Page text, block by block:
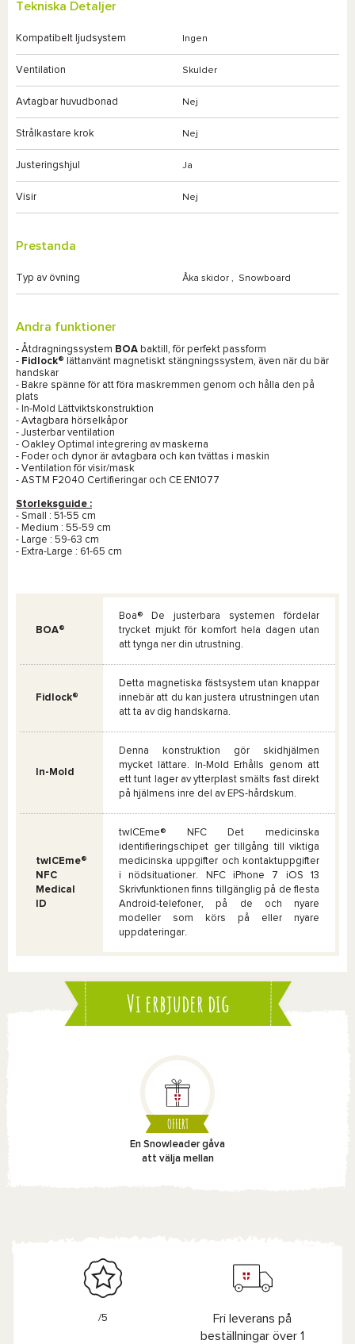
Tekniska Detaljer
Kompatibelt ljudsystem Ingen
Ventilation Skulder
Avtagbar huvudbonad Nej
Strålkastare krok Nej
Justeringshjul Ja
Visir Nej
Prestanda
Typ av övning Åka skidor , Snowboard
Andra funktioner
- Åtdragningssystem BOA baktill, för perfekt passform
- Fidlock® lättanvänt magnetiskt stängningssystem, även när du bär
handskar
- Bakre spänne för att föra maskremmen genom och hålla den på
plats
- In-Mold Lättviktskonstruktion
- Avtagbara hörselkåpor
- Justerbar ventilation
- Oakley Optimal integrering av maskerna
- Foder och dynor är avtagbara och kan tvättas i maskin
- Ventilation för visir/mask
- ASTM F2040 Certifieringar och CE EN1077
Storleksguide :
- Small : 51-55 cm
- Medium : 55-59 cm
- Large : 59-63 cm
- Extra-Large : 61-65 cm
BOA®
Boa® De justerbara systemen fördelar
trycket mjukt för komfort hela dagen utan
att tynga ner din utrustning.
Fidlock®
Detta magnetiska fästsystem utan knappar
innebär att du kan justera utrustningen utan
att ta av dig handskarna.
In-Mold
Denna konstruktion gör skidhjälmen
mycket lättare. In-Mold Erhålls genom att
ett tunt lager av ytterplast smälts fast direkt
på hjälmens inre del av EPS-hårdskum.
twICEme®
NFC
Medical
ID
twICEme® NFC Det medicinska
identifieringschipet ger tillgång till viktiga
medicinska uppgifter och kontaktuppgifter
i nödsituationer. NFC iPhone 7 iOS 13
Skrivfunktionen finns tillgänglig på de flesta
Android-telefoner, på de och nyare
modeller som körs på eller nyare
uppdateringar.
Vi erbjuder dig
OFFERT
En Snowleader gåva
att välja mellan
/5
Fri leverans på
beställningar över 1